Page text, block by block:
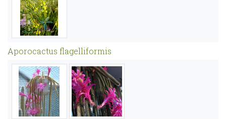
Aporocactus flagelliformis